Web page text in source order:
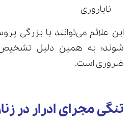
ناباروری
این علائم می‌توانند با بزرگی
شوند؛ به همین دلیل
ضروری است.
تنگی مجرای ادرار در